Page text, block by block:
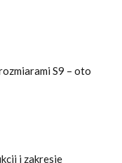
S9 – oto
i zakresie